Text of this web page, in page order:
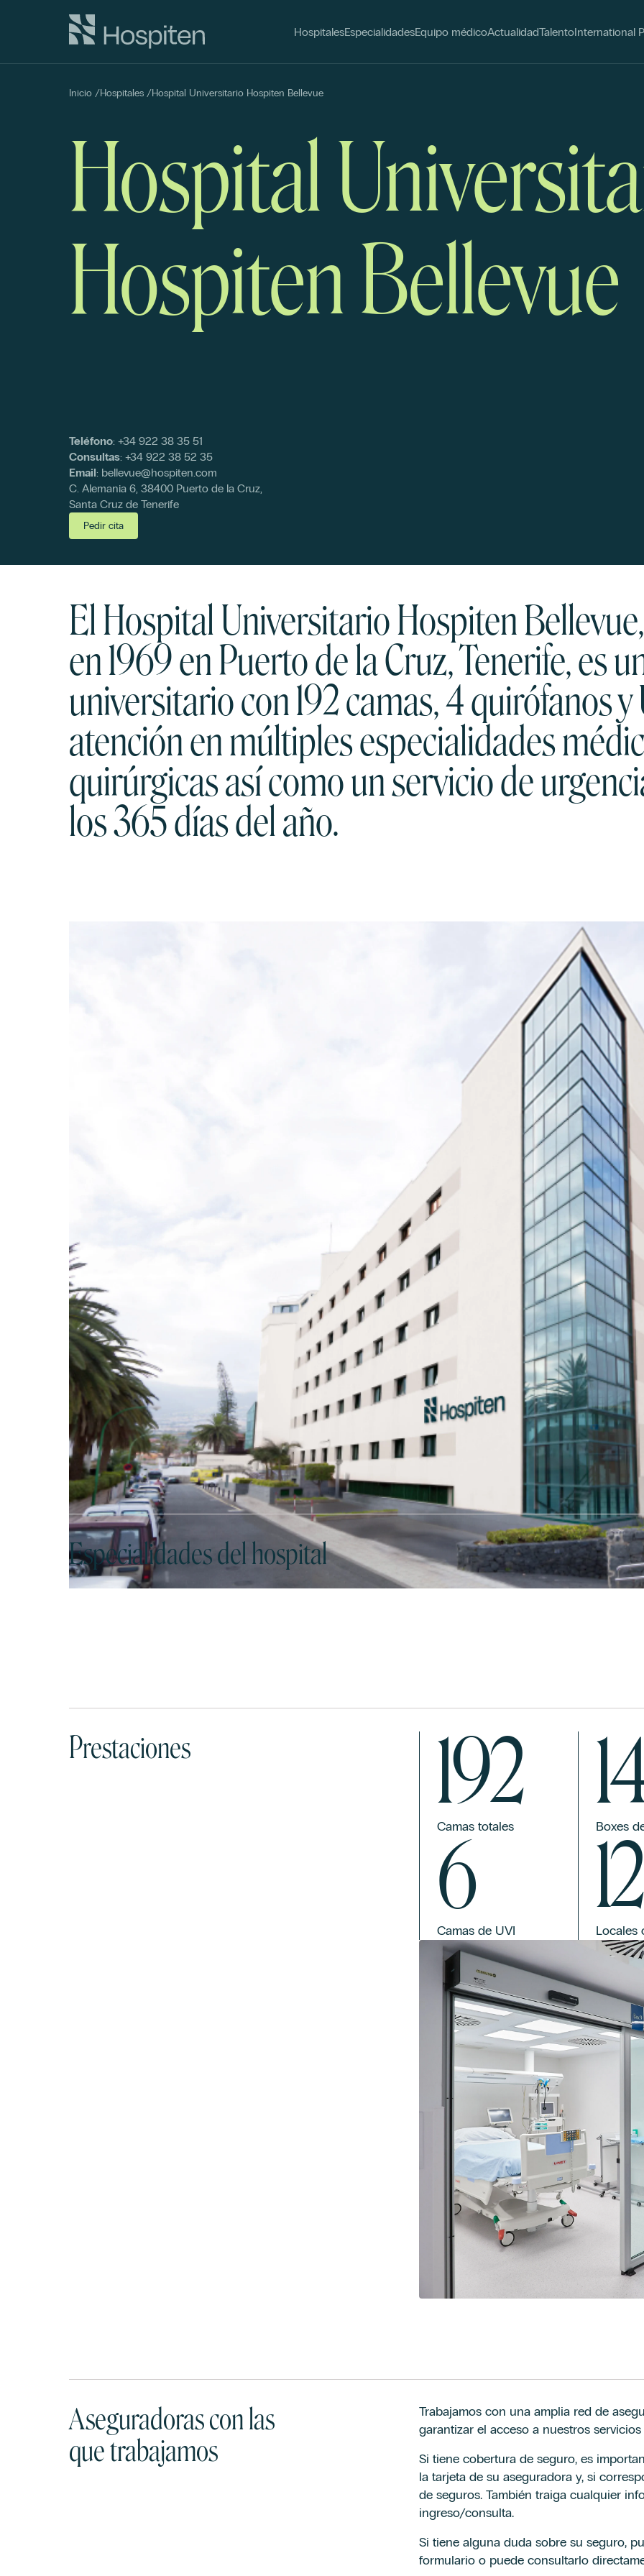
HospitalesEspecialidadesEquipo médicoActualidadTalentoInternational
Inicio /Hospitales /Hospital Universitario Hospiten Bellevue
Hospital
Hospiten Bellevue
Teléfono: +34 922 38 35 51
Consultas: +34 922 38 52 35
Email: bellevue@hospiten.com
C. Alemania 6, 38400 Puerto de la Cruz,
Santa Cruz de Tenerife
Pedir cita
El Hospital Universitario Hospiten
en 1969 en Puerto de la Cruz, Tenerife, es
universitario con 192 camas, 4 quirófanos y
atención en múltiples especialidades
quirúrgicas así como un servicio de
los 365 días del año.
Especialidades del hospital
Prestaciones 192
Camas totales Boxes
6
Camas de UVI
12
Locales
Aseguradoras con las
que trabajamos
Trabajamos con una amplia red de
garantizar el acceso a nuestros
Si tiene cobertura de seguro, es
la tarjeta de su aseguradora y, si
de seguros. También traiga cualquier
ingreso/consulta.
Si tiene alguna duda sobre su seguro,
formulario o puede consultarlo
Afirmo que he leído y acepto los términos en
Acepto el envío de acciones y
de perfiles con las finalidades expresadas de
Legal.